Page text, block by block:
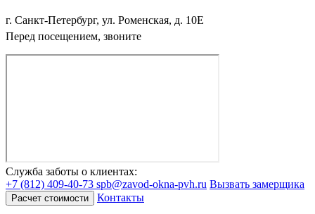
г. Санкт-Петербург, ул. Роменская, д. 10Е
Перед посещением, звоните
Служба заботы о клиентах:
+7 (812) 409-40-73 spb@zavod-okna-pvh.ru Вызвать замерщика
Расчет стоимости Контакты